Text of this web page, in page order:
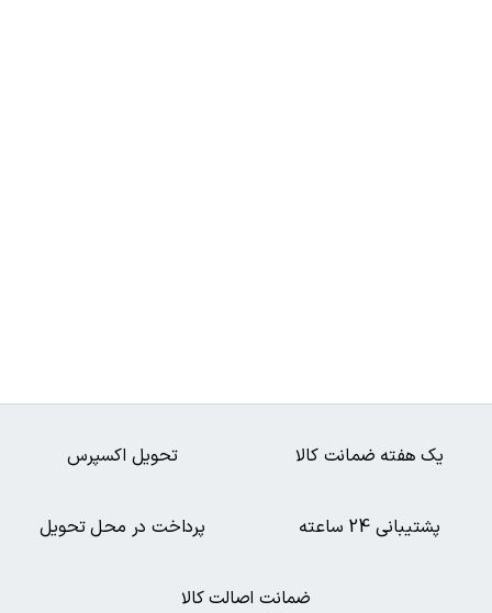
ضمانت اصالت کالا
پرداخت در محل تحویل پشتیبانی 24 ساعته
تحویل اکسپرس یک هفته ضمانت کالا